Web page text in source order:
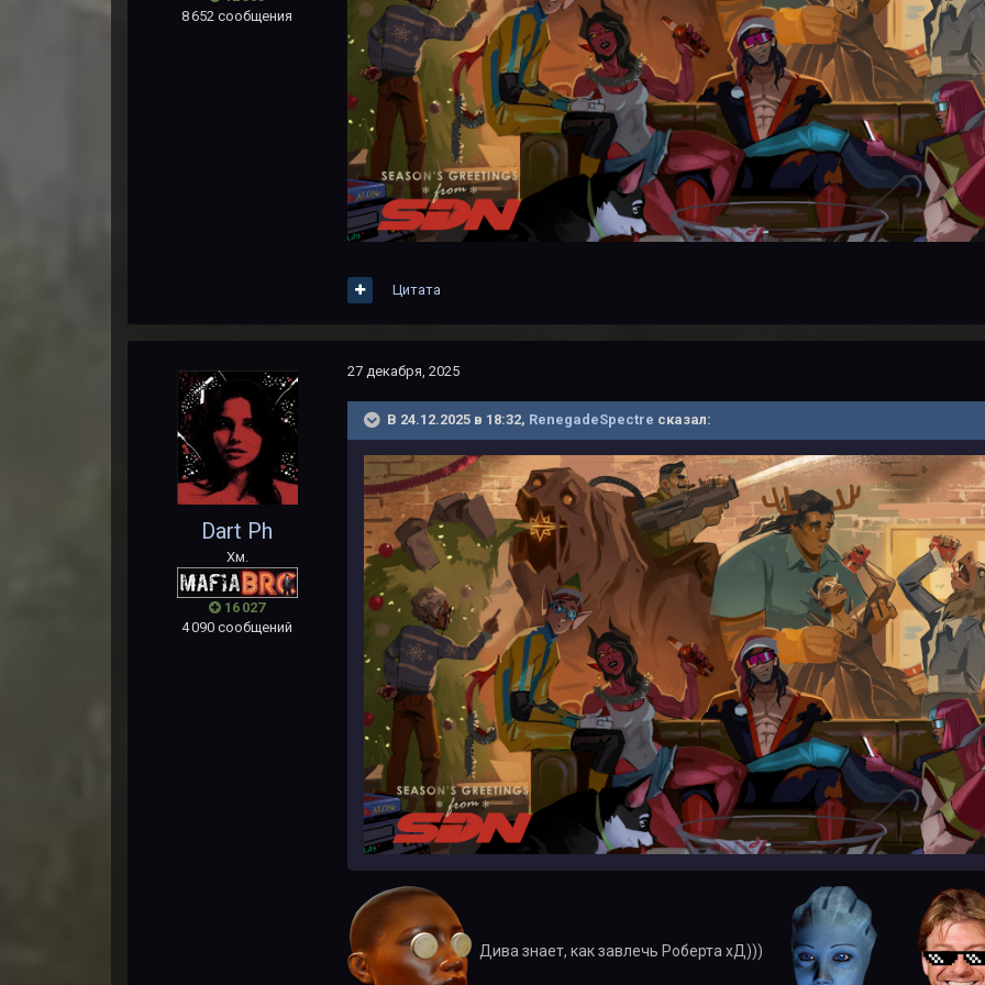
8 652 сообщения
Цитата
Dart Ph
Хм.
16 027
4 090 сообщений
27 декабря, 2025
В 24.12.2025 в 18:32, RenegadeSpectre сказал:
Дива знает, как завлечь Роберта хД)))